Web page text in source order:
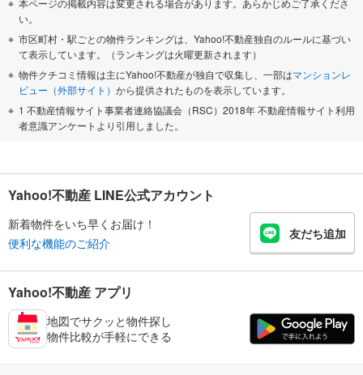
本ページの掲載内容は変更される場合があります。あらかじめご了承くださ
い。
市区町村・駅ごとの物件ランキングは、Yahoo!不動産独自のルールに基づい
て表示しています。（ランキングは火曜更新されます）
物件クチコミ情報は主にYahoo!不動産が独自で収集し、一部はマンションレ
ビュー（外部サイト） から提供されたものを表示しています。
1 不動産情報サイト事業者連絡協議会（RSC）2018年 不動産情報サイト利用
者意識アンケートより引用しました。
Yahoo!不動産 LINE公式アカウント
新着物件をいち早くお届け！
便利な機能のご紹介
友だち追加
Yahoo!不動産 アプリ
地図でサクッと物件探し
物件比較が手軽にできる